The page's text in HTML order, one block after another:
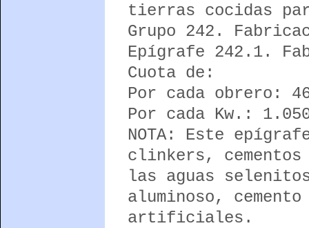
tierras cocidas
Grupo 242.
Epígrafe 242.1.
Cuota de:
Por cada obrero:
Por cada Kw.:
NOTA: Este
clinkers,
las aguas
aluminoso,
artificiales.